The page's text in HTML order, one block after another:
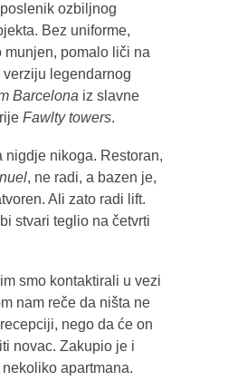
ozbiljnog
Bez uniforme,
munjen, pomalo liči na
legendarnog
Barcelona iz slavne
Fawlty towers.
nigdje nikoga. Restoran,
, ne radi, a bazen je,
Ali zato radi lift.
stvari teglio na četvrti
smo kontaktirali u vezi
nam reče da ništa ne
nego da će on
novac. Zakupio je i
apartmana.